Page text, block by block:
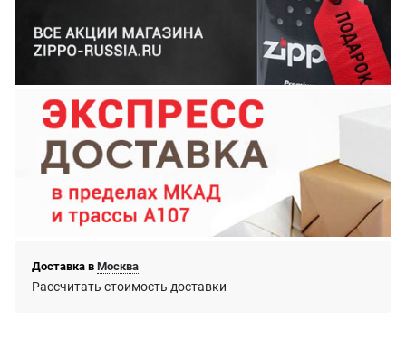
Доставка в Москва
Рассчитать стоимость доставки